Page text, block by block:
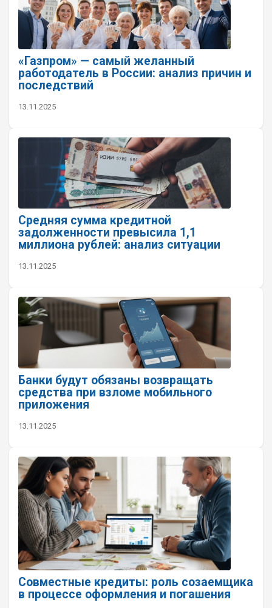
«Газпром» — самый желанный
работодатель в России: анализ причин и
последствий
13.11.2025
Средняя сумма кредитной
задолженности превысила 1,1
миллиона рублей: анализ ситуации
13.11.2025
Банки будут обязаны возвращать
средства при взломе мобильного
приложения
13.11.2025
Совместные кредиты: роль созаемщика
в процессе оформления и погашения